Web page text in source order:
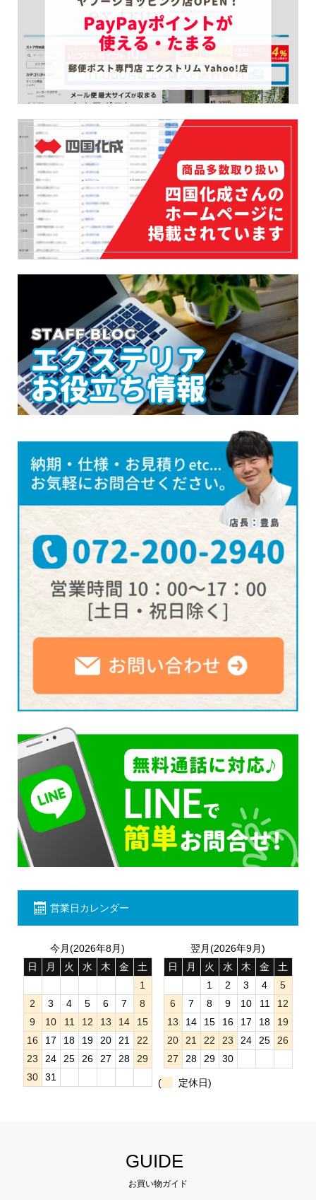
営業日カレンダー
今月(2026年8月)
日
月 火 水 木 金
土
1
2
3 4 5 6 7
8
9
10 11 12 13 14
15
16
17 18 19 20 21
22
23
24 25 26 27 28
29
30
31
翌月(2026年9月)
日
月 火 水 木 金
土
1
2 3 4
5
6
7 8 9 10 11
12
13
14 15 16 17 18
19
20
21 22 23 24 25
26
27
28 29 30
( 定休日)
GUIDE
お買い物ガイド